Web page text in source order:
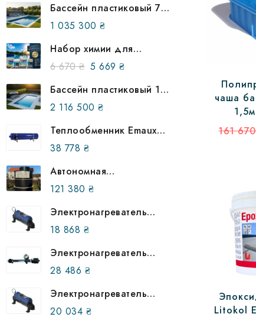
Бассейн пластиковый 7,5
на 3 метра (из
полипропилена) в
землю
1 035 300 ₴
Набор химии для
бассейна (по 5кг) !
АКЦИЯ !
6 670₴ Первоначальная
составляла
6
5 669 ₴Текущая
5
Бассейн пластиковый 12
на 6 метров в землю
(улучшенная
комплектация)
2 116 500 ₴
Теплообменник Emaux
HE 120 кВт (12477)
38 778 ₴
Автономная
канализация BIOsept BT-
4 (на 4 человека)
121 380 ₴
Электронагреватель
Elecro Flowline 2 Titan
9кВт 380В (23132)
18 868 ₴
Электронагреватель
Behncke EWT 80-70, 3
кВт, 304 503 07
28 486 ₴
Электронагреватель
Elecro Flowline 2 Titan
20 034 ₴
чаша
161
Litokol